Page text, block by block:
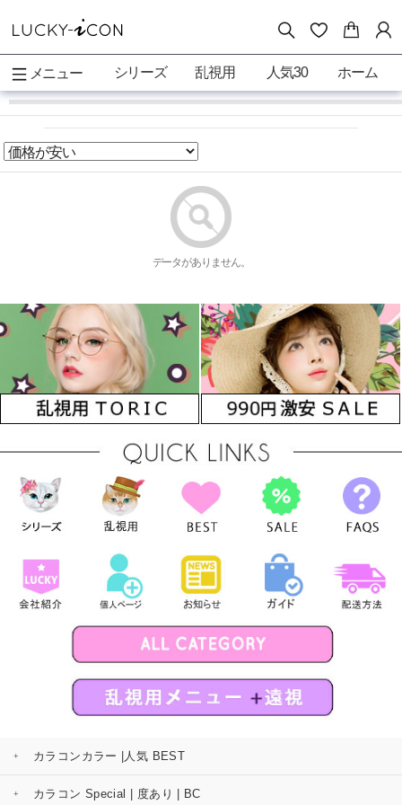
メニュー シリーズ 乱視用 人気30 ホーム
データがありません。
カラコンカラー |人気 BEST
カラコン Special | 度あり | BC